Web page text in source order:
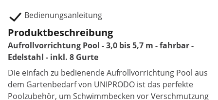
Bedienungsanleitung
Produktbeschreibung
Aufrollvorrichtung Pool - 3,0 bis 5,7 m - fahrbar -
Edelstahl - inkl. 8 Gurte
Die einfach zu bedienende Aufrollvorrichtung Pool aus
dem Gartenbedarf von UNIPRODO ist das perfekte
Poolzubehör, um Schwimmbecken vor Verschmutzung